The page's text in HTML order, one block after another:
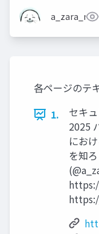
キュリティ(入門) -
のお茶会 #7 おふ
ん! (2025冬)
a_zara_n
各ページのテ
1.
セキ
2025
にお
を知